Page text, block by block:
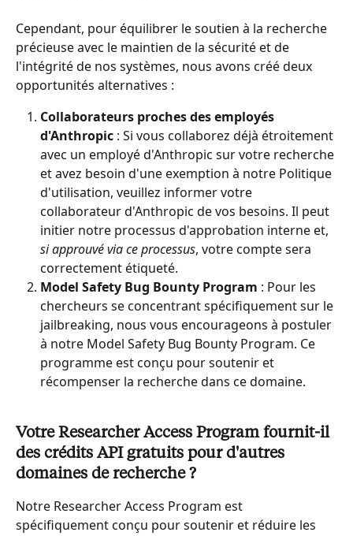
Cependant, pour équilibrer le soutien à la recherche
précieuse avec le maintien de la sécurité et de
l'intégrité de nos systèmes, nous avons créé deux
opportunités alternatives :
Collaborateurs proches des employés
d'Anthropic : Si vous collaborez déjà étroitement
avec un employé d'Anthropic sur votre recherche
et avez besoin d'une exemption à notre Politique
d'utilisation, veuillez informer votre
collaborateur d'Anthropic de vos besoins. Il peut
initier notre processus d'approbation interne et,
si approuvé via ce processus, votre compte sera
correctement étiqueté.
Model Safety Bug Bounty Program : Pour les
chercheurs se concentrant spécifiquement sur le
jailbreaking, nous vous encourageons à postuler
à notre Model Safety Bug Bounty Program. Ce
programme est conçu pour soutenir et
récompenser la recherche dans ce domaine.
Votre Researcher Access Program fournit-il
des crédits API gratuits pour d'autres
domaines de recherche ?
Notre Researcher Access Program est
spécifiquement conçu pour soutenir et réduire les